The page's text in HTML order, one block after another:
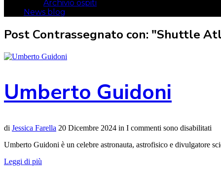
Archivio ospiti
News blog
Post Contrassegnato con: "Shuttle
Umberto Guidoni
di Jessica Farella 20 Dicembre 2024 in I commenti sono disabilitati
Umberto Guidoni è un celebre astronauta, astrofisico e divulgatore
Leggi di più